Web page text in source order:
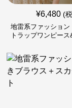
¥6,480 (
地雷系ファッション
トラップワンピー